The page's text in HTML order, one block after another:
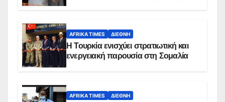
AFRIKA TIMES ΔΙΕΘΝΉ
Η Τουρκία ενισχύει στρατιωτική και
ενεργειακή παρουσία στη Σομαλία
AFRIKA TIMES ΔΙΕΘΝΉ